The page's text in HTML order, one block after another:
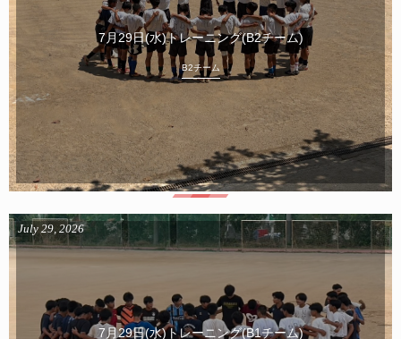
7月29日(水)トレーニング(B2チーム)
B2チーム
7月29日(水)トレーニング(B1チーム)
July 29 2026